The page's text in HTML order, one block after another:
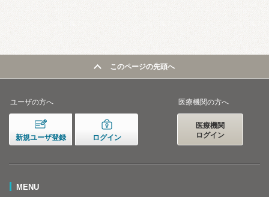
このページの先頭へ
ユーザの方へ
新規ユーザ登録 ログイン
医療機関の方へ
医療機関
ログイン
MENU